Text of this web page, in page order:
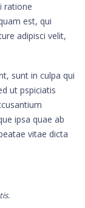
ratione
est, qui
adipisci velit,
sunt in culpa qui
ut pspiciatis
ipsa quae ab
vitae dicta